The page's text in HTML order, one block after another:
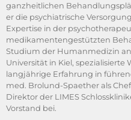
ganzheitlichen
er die psychiatrische
Expertise in der
medikamentengestützten
Studium der Humanmedizin
Universität in Kiel, spezialisierte
langjährige Erfahrung in
med. Brolund-Spaether als
Direktor der LIMES
Vorstand bei.